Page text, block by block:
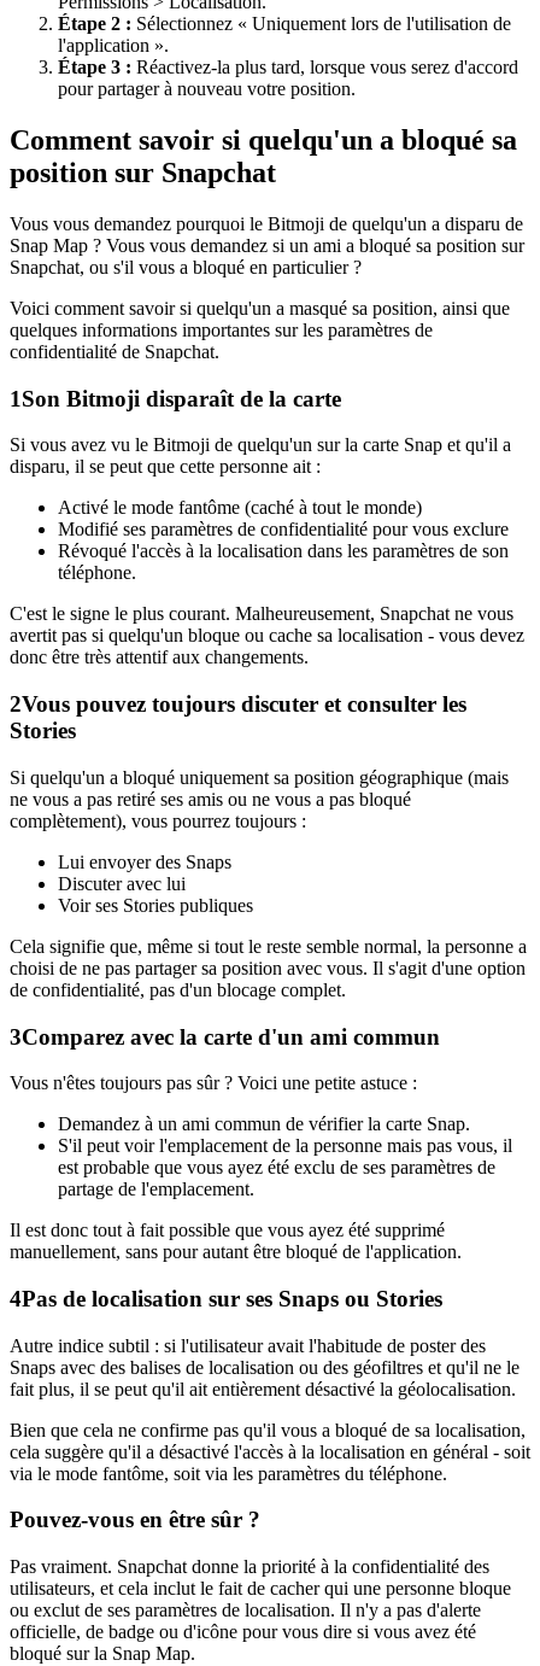
Étape 2 : Sélectionnez « Uniquement lors de l'utilisation de
l'application ».
Étape 3 : Réactivez-la plus tard, lorsque vous serez d'accord
pour partager à nouveau votre position.
Comment savoir si quelqu'un a bloqué sa
position sur Snapchat
Vous vous demandez pourquoi le Bitmoji de quelqu'un a disparu de
Snap Map ? Vous vous demandez si un ami a bloqué sa position sur
Snapchat, ou s'il vous a bloqué en particulier ?
Voici comment savoir si quelqu'un a masqué sa position, ainsi que
quelques informations importantes sur les paramètres de
confidentialité de Snapchat.
1Son Bitmoji disparaît de la carte
Si vous avez vu le Bitmoji de quelqu'un sur la carte Snap et qu'il a
disparu, il se peut que cette personne ait :
Activé le mode fantôme (caché à tout le monde)
Modifié ses paramètres de confidentialité pour vous exclure
Révoqué l'accès à la localisation dans les paramètres de son
téléphone.
C'est le signe le plus courant. Malheureusement, Snapchat ne vous
avertit pas si quelqu'un bloque ou cache sa localisation - vous devez
donc être très attentif aux changements.
2Vous pouvez toujours discuter et consulter les
Stories
Si quelqu'un a bloqué uniquement sa position géographique (mais
ne vous a pas retiré ses amis ou ne vous a pas bloqué
complètement), vous pourrez toujours :
Lui envoyer des Snaps
Discuter avec lui
Voir ses Stories publiques
Cela signifie que, même si tout le reste semble normal, la personne a
choisi de ne pas partager sa position avec vous. Il s'agit d'une option
de confidentialité, pas d'un blocage complet.
3Comparez avec la carte d'un ami commun
Vous n'êtes toujours pas sûr ? Voici une petite astuce :
Demandez à un ami commun de vérifier la carte Snap.
S'il peut voir l'emplacement de la personne mais pas vous, il
est probable que vous ayez été exclu de ses paramètres de
partage de l'emplacement.
Il est donc tout à fait possible que vous ayez été supprimé
manuellement, sans pour autant être bloqué de l'application.
4Pas de localisation sur ses Snaps ou Stories
Autre indice subtil : si l'utilisateur avait l'habitude de poster des
Snaps avec des balises de localisation ou des géofiltres et qu'il ne le
fait plus, il se peut qu'il ait entièrement désactivé la géolocalisation.
Bien que cela ne confirme pas qu'il vous a bloqué de sa localisation,
cela suggère qu'il a désactivé l'accès à la localisation en général - soit
via le mode fantôme, soit via les paramètres du téléphone.
Pouvez-vous en être sûr ?
Pas vraiment. Snapchat donne la priorité à la confidentialité des
utilisateurs, et cela inclut le fait de cacher qui une personne bloque
ou exclut de ses paramètres de localisation. Il n'y a pas d'alerte
officielle, de badge ou d'icône pour vous dire si vous avez été
bloqué sur la Snap Map.